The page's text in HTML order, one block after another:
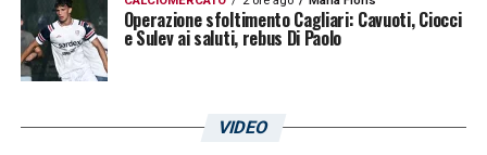
peruviano ha il carattere da guerriero
indomabile simile al suo idolo Sir William
Wallace, meglio noto come Braveheart. Lo
Operazione sfoltimento Cagliari: Cavuoti, Ciocci
e Sulev ai saluti, rebus Di Paolo
VIDEO